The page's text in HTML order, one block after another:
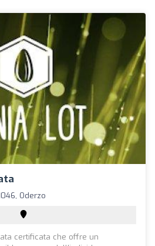
Oderzo
certificata che offre un